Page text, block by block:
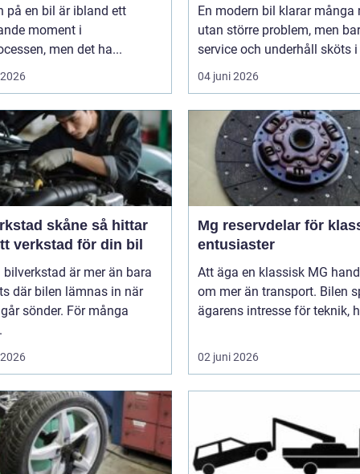
på en bil är ibland ett
moment i
men det ha...
En modern bil klarar många
utan större problem, men
service och underhåll sköts i
04 juni 2026
skåne så hittar
verkstad för din bil
bilverkstad är mer än bara
där bilen lämnas in när
sönder. För många
Mg reservdelar för
entusiaster
Att äga en klassisk MG
om mer än transport. Bilen
ägarens intresse för teknik,
02 juni 2026